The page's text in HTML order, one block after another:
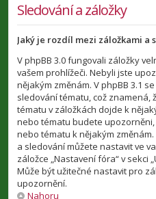
Sledování a záložky
Jaký je rozdíl mezi záložkami a
V phpBB 3.0 fungovali záložky
vašem prohlížeči. Nebyli jste
nějakým změnám. V phpBB 3.1
sledování tématu, což znamená,
tématu v záložkách dojde k
nebo tématu budete
nebo tématu k nějakým
a sledování můžete nastavit ve
záložce „Nastavení fóra“ v sekci
Může být užitečné nastavit pro
upozornění.
Nahoru